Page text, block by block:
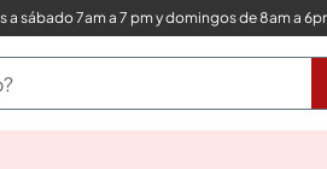
a sábado 7am a 7 pm y domingos de 8am a